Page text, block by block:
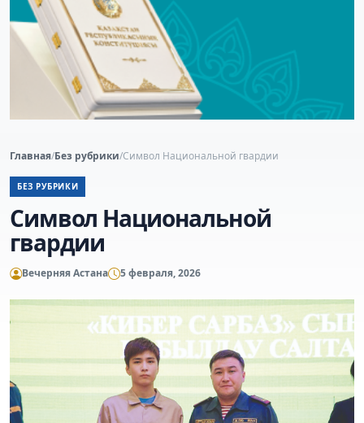
Главная/Без рубрики/Символ Национальной гвардии
БЕЗ РУБРИКИ
Символ Национальной
гвардии
Вечерняя Астана 5 февраля, 2026